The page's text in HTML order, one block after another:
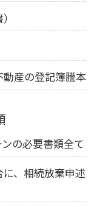
産の登記簿謄本
の必要書類全て
、相続放棄申述